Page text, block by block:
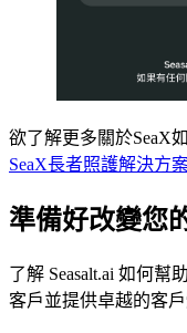
欲了解更多關於SeaX
SeaX長者照護解決方
準備好改變您
了解 Seasalt.ai 如何
客戶並提供卓越的客戶